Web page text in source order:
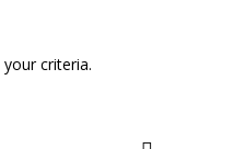
criteria.